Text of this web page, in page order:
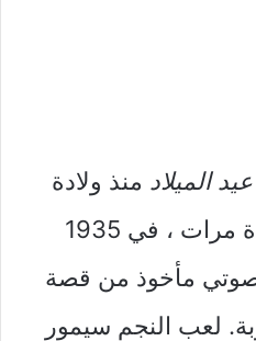
الميلاد منذ ولادة
، في 1935
صوتي مأخوذ من قصة
لعب النجم سيمور